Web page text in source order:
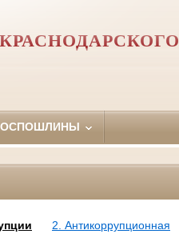
2. Антикоррупционная